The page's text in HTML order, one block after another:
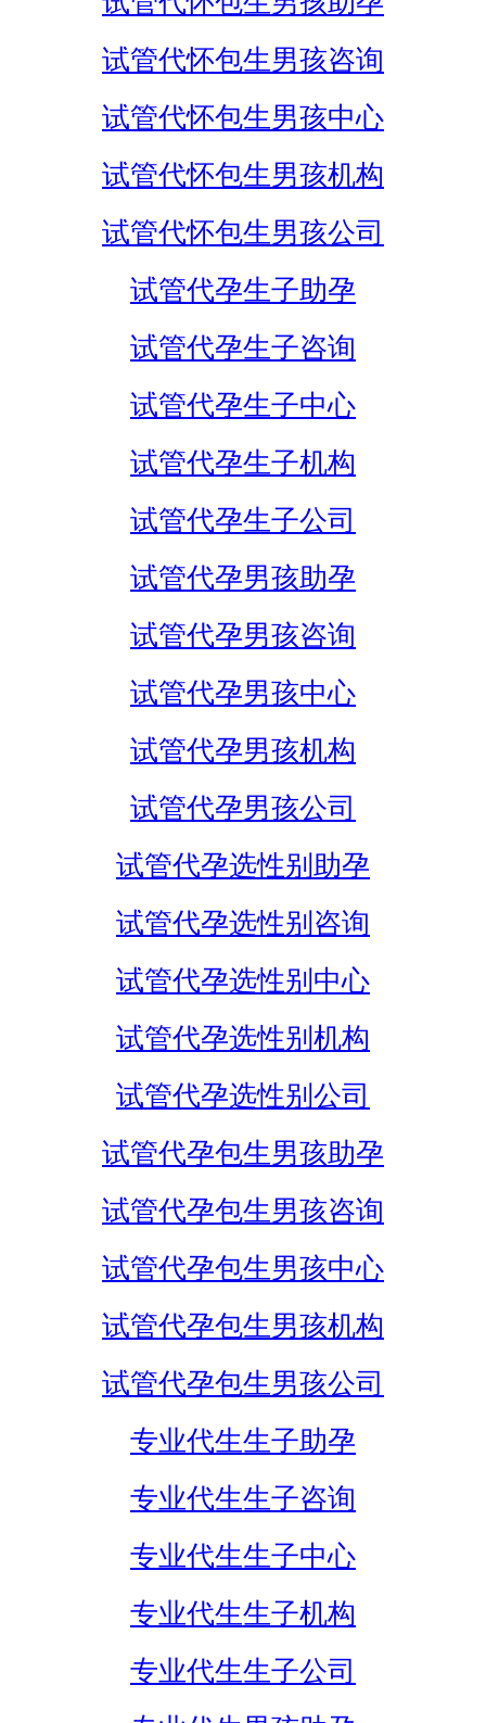
试管代怀包生男孩咨询
试管代怀包生男孩中心
试管代怀包生男孩机构
试管代怀包生男孩公司
试管代孕生子助孕
试管代孕生子咨询
试管代孕生子中心
试管代孕生子机构
试管代孕生子公司
试管代孕男孩助孕
试管代孕男孩咨询
试管代孕男孩中心
试管代孕男孩机构
试管代孕男孩公司
试管代孕选性别助孕
试管代孕选性别咨询
试管代孕选性别中心
试管代孕选性别机构
试管代孕选性别公司
试管代孕包生男孩助孕
试管代孕包生男孩咨询
试管代孕包生男孩中心
试管代孕包生男孩机构
试管代孕包生男孩公司
专业代生生子助孕
专业代生生子咨询
专业代生生子中心
专业代生生子机构
专业代生生子公司